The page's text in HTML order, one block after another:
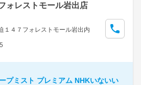
ォレストモール岩出店
１４７フォレストモール岩出内
プミスト プレミアム NHKいないい